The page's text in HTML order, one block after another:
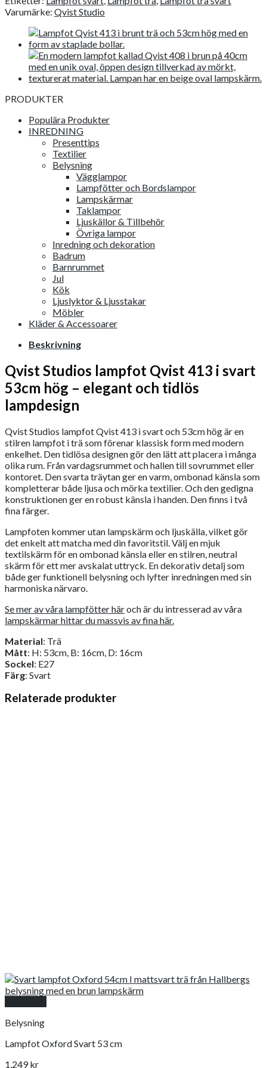
53cm
mängd
Varumärke: Qvist Studio
PRODUKTER
Populära Produkter
INREDNING
Presenttips
Textilier
Belysning
Vägglampor
Lampfötter och Bordslampor
Lampskärmar
Taklampor
Ljuskällor & Tillbehör
Övriga lampor
Inredning och dekoration
Badrum
Barnrummet
Jul
Kök
Ljuslyktor & Ljusstakar
Möbler
Kläder & Accessoarer
Beskrivning
Qvist Studios lampfot Qvist 413 i svart
53cm hög – elegant och tidlös
lampdesign
Qvist Studios lampfot Qvist 413 i svart och 53cm hög är en
stilren lampfot i trä som förenar klassisk form med modern
enkelhet. Den tidlösa designen gör den lätt att placera i många
olika rum. Från vardagsrummet och hallen till sovrummet eller
kontoret. Den svarta träytan ger en varm, ombonad känsla som
kompletterar både ljusa och mörka textilier. Och den gedigna
konstruktionen ger en robust känsla i handen. Den finns i två
fina färger.
Lampfoten kommer utan lampskärm och ljuskälla, vilket gör
det enkelt att matcha med din favoritstil. Välj en mjuk
textilskärm för en ombonad känsla eller en stilren, neutral
skärm för ett mer avskalat uttryck. En dekorativ detalj som
både ger funktionell belysning och lyfter inredningen med sin
harmoniska närvaro.
Se mer av våra lampfötter häroch är du intresserad av våra
lampskärmar hittar du massvis av fina här.
Material: Trä
Mått: H: 53cm, B: 16cm, D: 16cm
Sockel: E27
Färg: Svart
Relaterade produkter
Belysning
Lampfot Oxford Svart 53 cm
1,249kr